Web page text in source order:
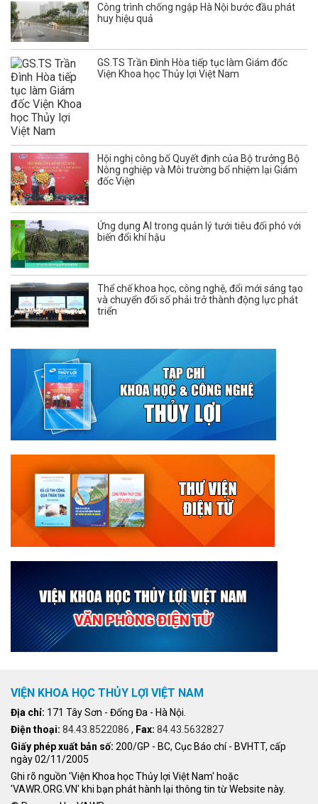
Công trình chống ngập Hà Nội bước đầu phát
huy hiệu quả
GS.TS Trần Đình Hòa tiếp tục làm Giám đốc
Viện Khoa học Thủy lợi Việt Nam
Hội nghị công bố Quyết định của Bộ trưởng Bộ
Nông nghiệp và Môi trường bổ nhiệm lại Giám
đốc Viện
Ứng dụng AI trong quản lý tưới tiêu đối phó với
biến đổi khí hậu
Thể chế khoa học, công nghệ, đổi mới sáng tạo
và chuyển đổi số phải trở thành động lực phát
triển
VIỆN KHOA HỌC THỦY LỢI VIỆT NAM
Địa chỉ: 171 Tây Sơn - Đống Đa - Hà Nội.
Điện thoại: 84.43.8522086 , Fax: 84.43.5632827
Giấy phép xuất bản số: 200/GP - BC, Cục Báo chí - BVHTT, cấp
ngày 02/11/2005
Ghi rõ nguồn 'Viện Khoa học Thủy lợi Việt Nam' hoặc
'VAWR.ORG.VN' khi bạn phát hành lại thông tin từ Website này.